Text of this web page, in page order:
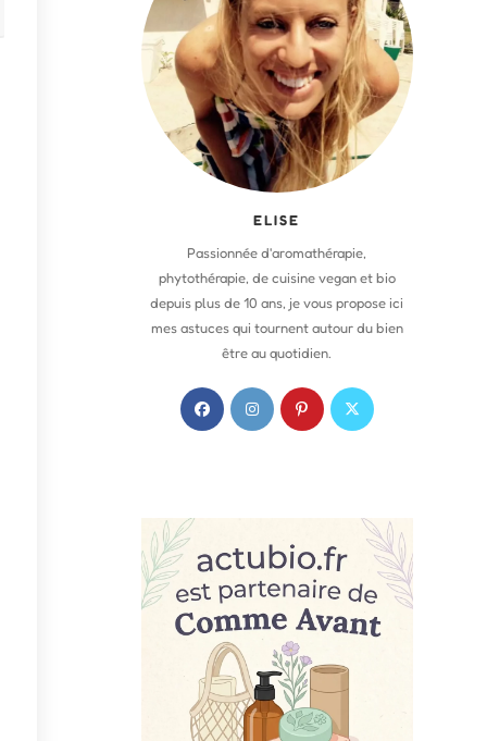
ELISE
Passionnée d'aromathérapie,
phytothérapie, de cuisine vegan et bio
depuis plus de 10 ans, je vous propose ici
mes astuces qui tournent autour du bien
être au quotidien.
S
e
d
a
n
s
u
n
S
e
d
a
s
u
n
S
e
d
a
s
u
n
S
r
e
d
a